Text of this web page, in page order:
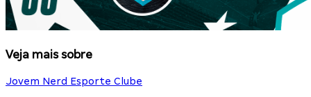
Veja mais sobre
Jovem Nerd Esporte Clube